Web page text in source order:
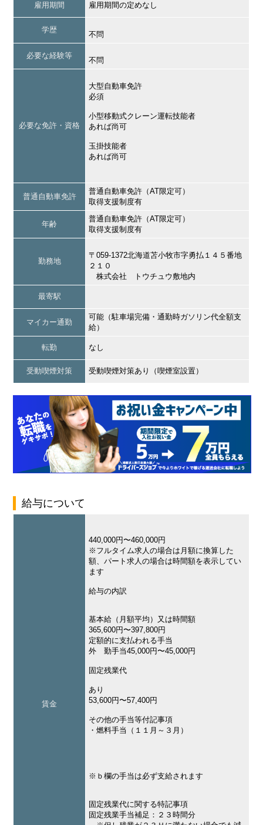
雇用期間 雇用期間の定めなし
学歴
不問
必要な経験等
不問
必要な免許・資格
大型自動車免許
必須
小型移動式クレーン運転技能者
あれば尚可
玉掛技能者
あれば尚可
普通自動車免許
普通自動車免許（AT限定可）
取得支援制度有
年齢
普通自動車免許（AT限定可）
取得支援制度有
勤務地
〒059-1372北海道苫小牧市字勇払１４５番地
２１０
株式会社 トウチュウ敷地内
最寄駅
マイカー通勤
可能（駐車場完備・通勤時ガソリン代全額支
給）
転勤 なし
受動喫煙対策 受動喫煙対策あり（喫煙室設置）
給与について
賃金
440,000円〜460,000円
※フルタイム求人の場合は月額に換算した
額、パート求人の場合は時間額を表示してい
ます
給与の内訳
基本給（月額平均）又は時間額
365,600円〜397,800円
定額的に支払われる手当
外 勤手当45,000円〜45,000円
固定残業代
あり
53,600円〜57,400円
その他の手当等付記事項
・燃料手当（１１月～３月）
※ｂ欄の手当は必ず支給されます
固定残業代に関する特記事項
固定残業手当補足：２３時間分